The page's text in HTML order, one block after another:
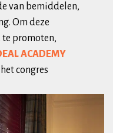
van bemiddelen,
Om deze
promoten,
ACADEMY
congres